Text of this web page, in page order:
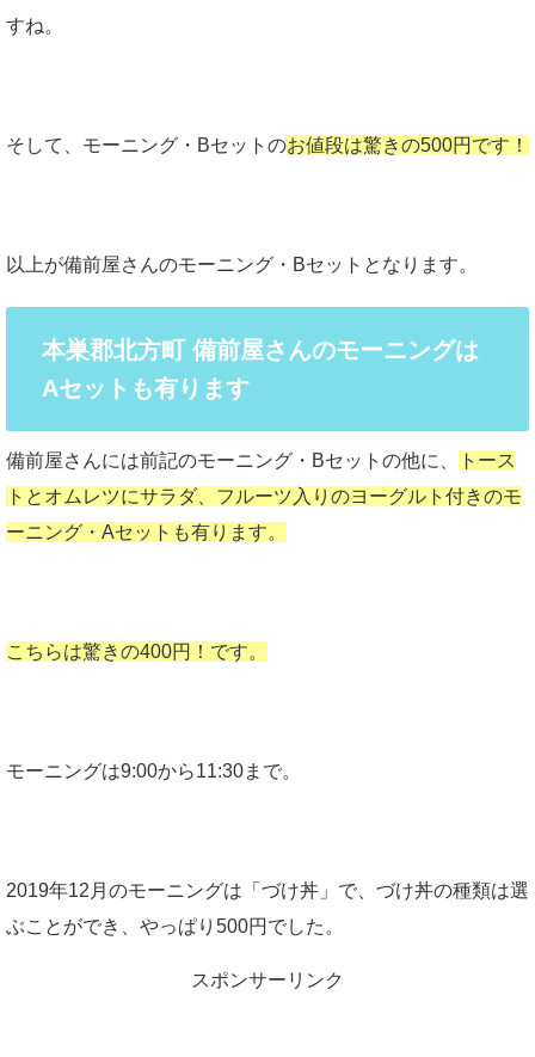
すね。
そして、モーニング・Bセットのお値段は驚きの500円です！
以上が備前屋さんのモーニング・Bセットとなります。
本巣郡北方町 備前屋さんのモーニングは
Aセットも有ります
備前屋さんには前記のモーニング・Bセットの他に、
トース
トとオムレツにサラダ、フルーツ入りのヨーグルト付きのモ
ーニング・Aセットも有ります。
こちらは驚きの400円！です。
モーニングは9:00から11:30まで。
2019年12月のモーニングは「づけ丼」で、づけ丼の種類は選
ぶことができ、やっぱり500円でした。
スポンサーリンク